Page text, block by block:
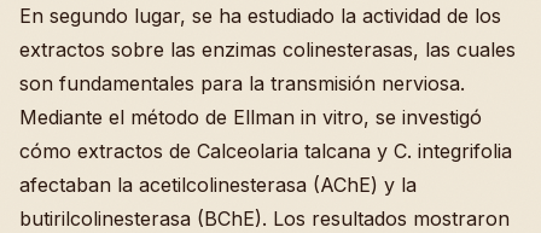
En segundo lugar, se ha estudiado la actividad de los
extractos sobre las enzimas colinesterasas, las cuales
son fundamentales para la transmisión nerviosa.
Mediante el método de Ellman in vitro, se investigó
cómo extractos de Calceolaria talcana y C. integrifolia
afectaban la acetilcolinesterasa (AChE) y la
butirilcolinesterasa (BChE). Los resultados mostraron